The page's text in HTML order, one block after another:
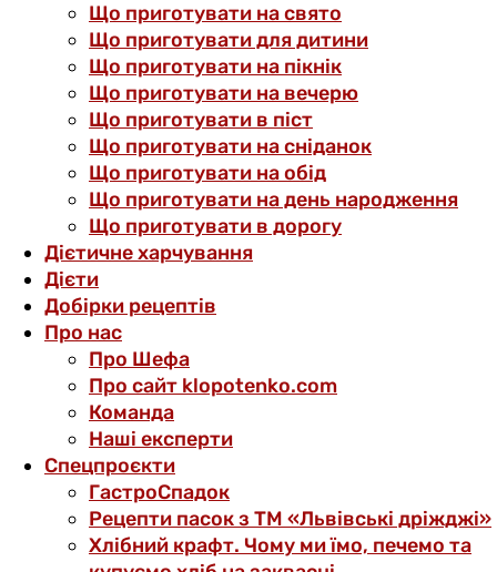
Що приготувати на свято
Що приготувати для дитини
Що приготувати на пікнік
Що приготувати на вечерю
Що приготувати в піст
Що приготувати на сніданок
Що приготувати на обід
Що приготувати на день народження
Що приготувати в дорогу
Дієтичне харчування
Дієти
Добірки рецептів
Про нас
Про Шефа
Про сайт klopotenko.com
Команда
Наші експерти
Спецпроєкти
ГастроСпадок
Рецепти пасок з ТМ «Львівські дріжджі»
Хлібний крафт. Чому ми їмо, печемо та